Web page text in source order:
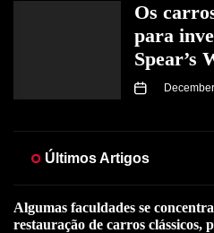
Os
para
Spear’s
Últimos Artigos
Algumas faculdades se
restauração de carros